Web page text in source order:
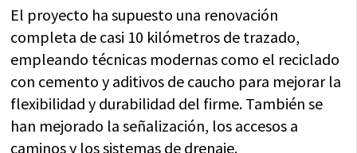
El proyecto ha supuesto una renovación
completa de casi 10 kilómetros de trazado,
empleando técnicas modernas como el reciclado
con cemento y aditivos de caucho para mejorar la
flexibilidad y durabilidad del firme. También se
han mejorado la señalización, los accesos a
caminos y los sistemas de drenaje.